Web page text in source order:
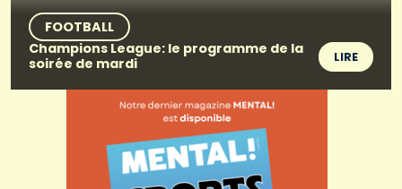
FOOTBALL
Champions League: le programme de la
soirée de mardi
LIRE